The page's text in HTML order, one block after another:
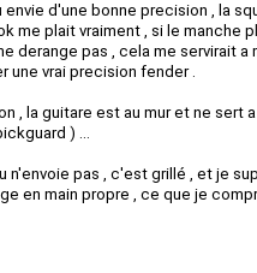
envie d'une bonne precision , la
me plait vraiment , si le manche
derange pas , cela me servirait a
une vrai precision fender .
, la guitare est au mur et ne sert
) ...
n'envoie pas , c'est grillé , et je
en main propre , ce que je